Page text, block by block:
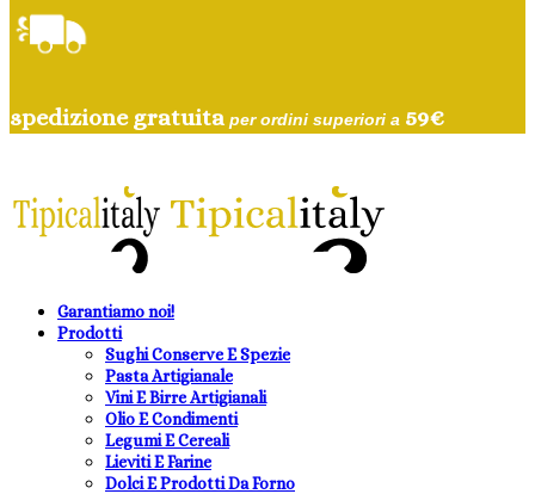
spedizione gratuita per ordini superiori a 59€
Garantiamo noi!
Prodotti
Sughi Conserve E Spezie
Pasta Artigianale
Vini E Birre Artigianali
Olio E Condimenti
Legumi E Cereali
Lieviti E Farine
Dolci E Prodotti Da Forno